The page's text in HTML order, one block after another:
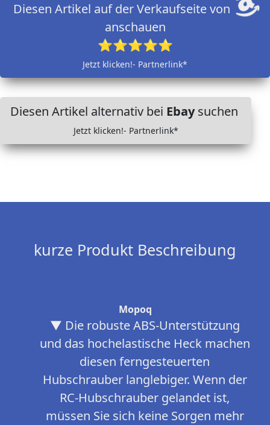
Diesen Artikel auf der Verkaufseite von
anschauen
⭐⭐⭐⭐⭐
Jetzt klicken!- Partnerlink*
Diesen Artikel alternativ bei Ebaysuchen
Jetzt klicken!- Partnerlink*
kurze Produkt Beschreibung
Mopoq
▼ Die robuste ABS-Unterstützung
und das hochelastische Heck machen
diesen ferngesteuerten
Hubschrauber langlebiger. Wenn der
RC-Hubschrauber gelandet ist,
müssen Sie sich keine Sorgen mehr